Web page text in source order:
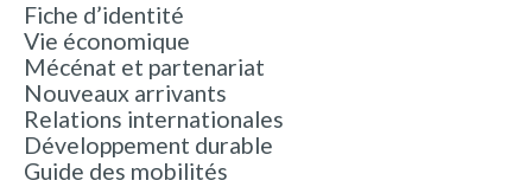
Fiche d’identité
Vie économique
Mécénat et partenariat
Nouveaux arrivants
Relations internationales
Développement durable
Guide des mobilités